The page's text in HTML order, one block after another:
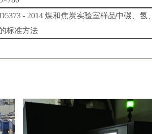
- 2014 煤和焦炭实验室样品中碳、氢、
标准方法